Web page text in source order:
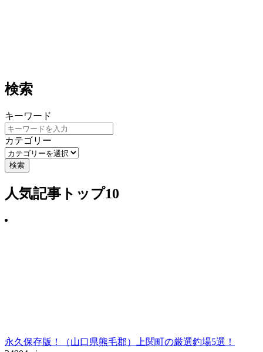
検索
キーワード
カテゴリー
検索
人気記事トップ10
永久保存版！（山口県熊毛郡）上関町の厳選釣場5選！